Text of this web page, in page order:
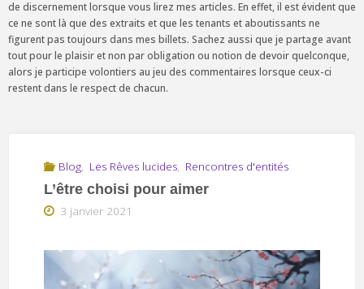
de discernement lorsque vous lirez mes articles. En effet, il est évident que
ce ne sont là que des extraits et que les tenants et aboutissants ne
figurent pas toujours dans mes billets. Sachez aussi que je partage avant
tout pour le plaisir et non par obligation ou notion de devoir quelconque,
alors je participe volontiers au jeu des commentaires lorsque ceux-ci
restent dans le respect de chacun.
Blog, Les Rêves lucides, Rencontres d'entités
L’être choisi pour aimer
3 janvier 2021